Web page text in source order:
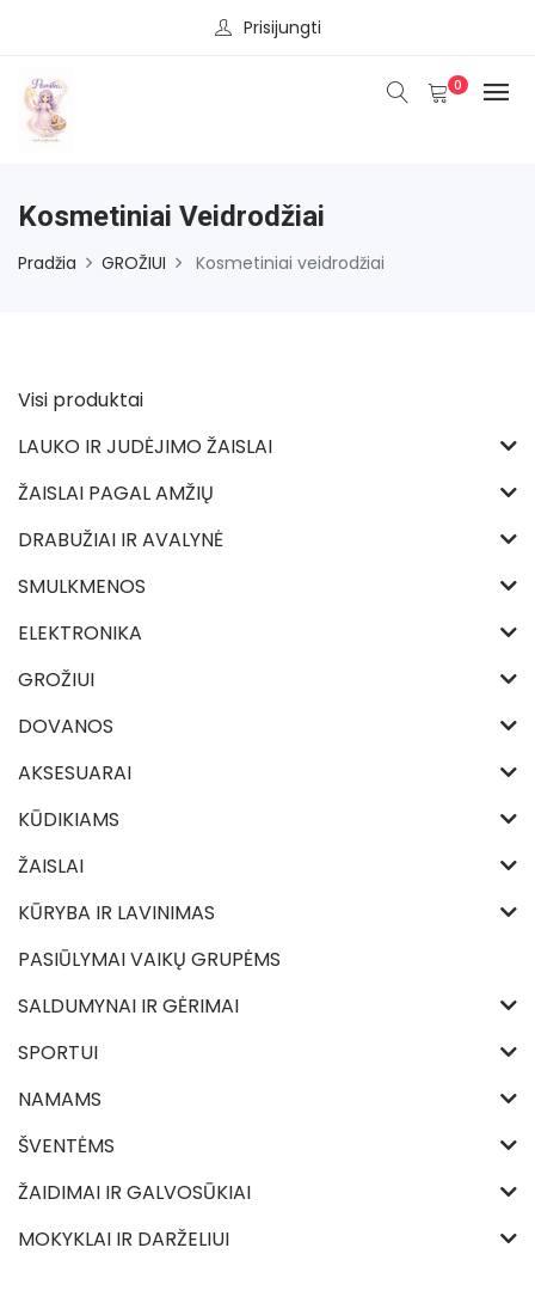
Prisijungti
0
Kosmetiniai Veidrodžiai
Pradžia GROŽIUI Kosmetiniai veidrodžiai
Visi produktai
LAUKO IR JUDĖJIMO ŽAISLAI
ŽAISLAI PAGAL AMŽIŲ
DRABUŽIAI IR AVALYNĖ
SMULKMENOS
ELEKTRONIKA
GROŽIUI
DOVANOS
AKSESUARAI
KŪDIKIAMS
ŽAISLAI
KŪRYBA IR LAVINIMAS
PASIŪLYMAI VAIKŲ GRUPĖMS
SALDUMYNAI IR GĖRIMAI
SPORTUI
NAMAMS
ŠVENTĖMS
ŽAIDIMAI IR GALVOSŪKIAI
MOKYKLAI IR DARŽELIUI